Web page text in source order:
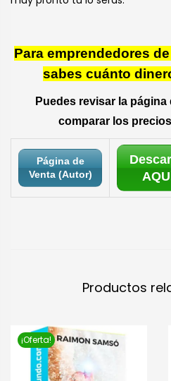
Para emprendedores
sabes cuánto
Puedes revisar la
comparar los
Página de
Venta (Autor)
Productos
¡Oferta!